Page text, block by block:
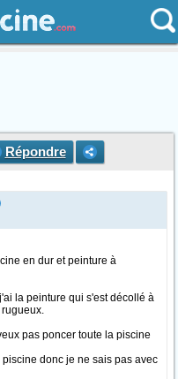
Répondre
en dur et peinture à
la peinture qui s'est décollé à
pas poncer toute la piscine
donc je ne sais pas avec